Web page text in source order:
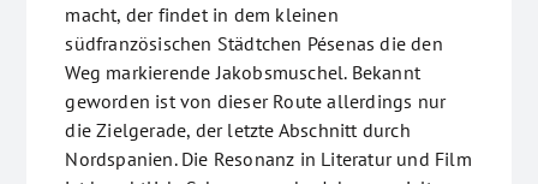
macht, der findet in dem kleinen
südfranzösischen Städtchen Pésenas die den
Weg markierende Jakobsmuschel. Bekannt
geworden ist von dieser Route allerdings nur
die Zielgerade, der letzte Abschnitt durch
Nordspanien. Die Resonanz in Literatur und Film